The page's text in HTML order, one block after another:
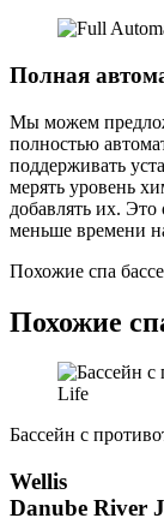
Полная
Мы можем
полностью
поддерживать
мерять уровень
добавлять их. Это
меньше времени
Похожие спа
Похожие
Бассейн с
Wellis
Danube River